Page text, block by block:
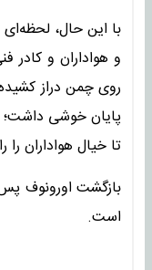
با این حال،
و هواداران و
روی چمن دراز
پایان خوشی داشت؛
تا خیال هواداران
است.